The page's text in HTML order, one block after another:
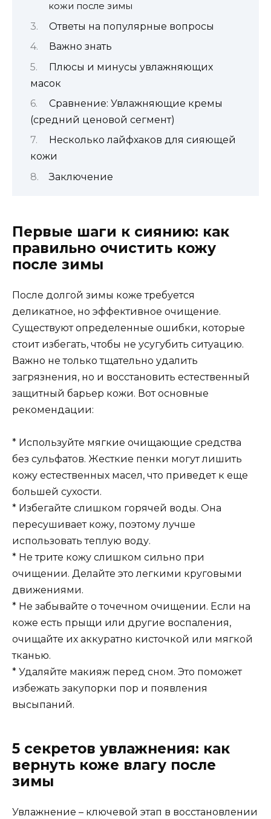
кожи после зимы
Ответы на популярные вопросы
Важно знать
Плюсы и минусы увлажняющих
масок
Сравнение: Увлажняющие кремы
(средний ценовой сегмент)
Несколько лайфхаков для сияющей
кожи
Заключение
Первые шаги к сиянию: как
правильно очистить кожу
после зимы
После долгой зимы коже требуется
деликатное, но эффективное очищение.
Существуют определенные ошибки, которые
стоит избегать, чтобы не усугубить ситуацию.
Важно не только тщательно удалить
загрязнения, но и восстановить естественный
защитный барьер кожи. Вот основные
рекомендации:
* Используйте мягкие очищающие средства
без сульфатов. Жесткие пенки могут лишить
кожу естественных масел, что приведет к еще
большей сухости.
* Избегайте слишком горячей воды. Она
пересушивает кожу, поэтому лучше
использовать теплую воду.
* Не трите кожу слишком сильно при
очищении. Делайте это легкими круговыми
движениями.
* Не забывайте о точечном очищении. Если на
коже есть прыщи или другие воспаления,
очищайте их аккуратно кисточкой или мягкой
тканью.
* Удаляйте макияж перед сном. Это поможет
избежать закупорки пор и появления
высыпаний.
5 секретов увлажнения: как
вернуть коже влагу после
зимы
Увлажнение – ключевой этап в восстановлении